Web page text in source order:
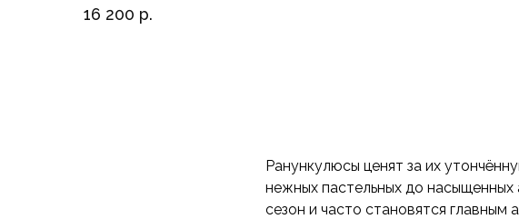
16 200 р.
Ранункулюсы ценят за их
нежных пастельных до насыщенных
сезон и часто становятся главным